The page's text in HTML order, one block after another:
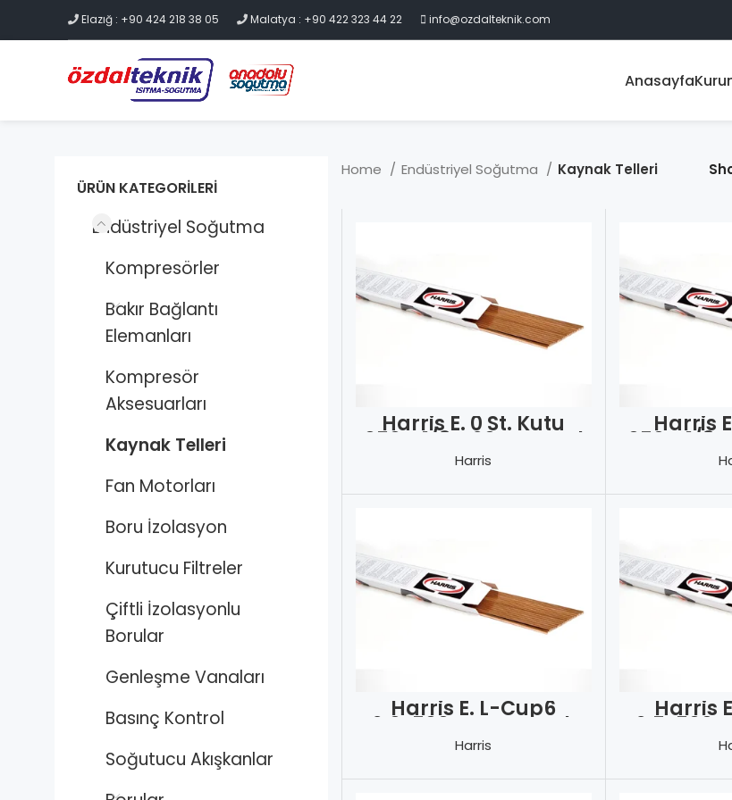
Elazığ : +90 424 218 38 05 Malatya : +90 422 323 44 22 info@ozdalteknik.com
Anasayfa
ÜRÜN KATEGORILERI
Endüstriyel Soğutma
Kompresörler
Bakır Bağlantı
Elemanları
Kompresör
Aksesuarları
Kaynak Telleri
Fan Motorları
Boru İzolasyon
Kurutucu Filtreler
Çiftli İzolasyonlu
Borular
Genleşme Vanaları
Basınç Kontrol
Soğutucu Akışkanlar
Home Endüstriyel Soğutma Kaynak Telleri
Harris E. 0 St. Kutu
.050″x1/8″x20″ Kaynak
Teli
Harris
Harris
.050″x1/
Harris E. L-Cup6
2.0x500mm Kaynak
Teli
Harris
Harris